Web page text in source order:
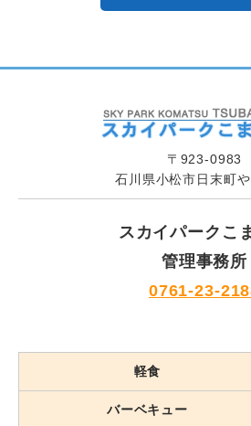
〒923-0983
石川県小松市日末町
スカイパークこ
管理事務所
0761-23-
軽食
バーベキュー